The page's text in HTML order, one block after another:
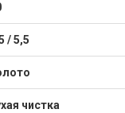
/ 5,5
чистка